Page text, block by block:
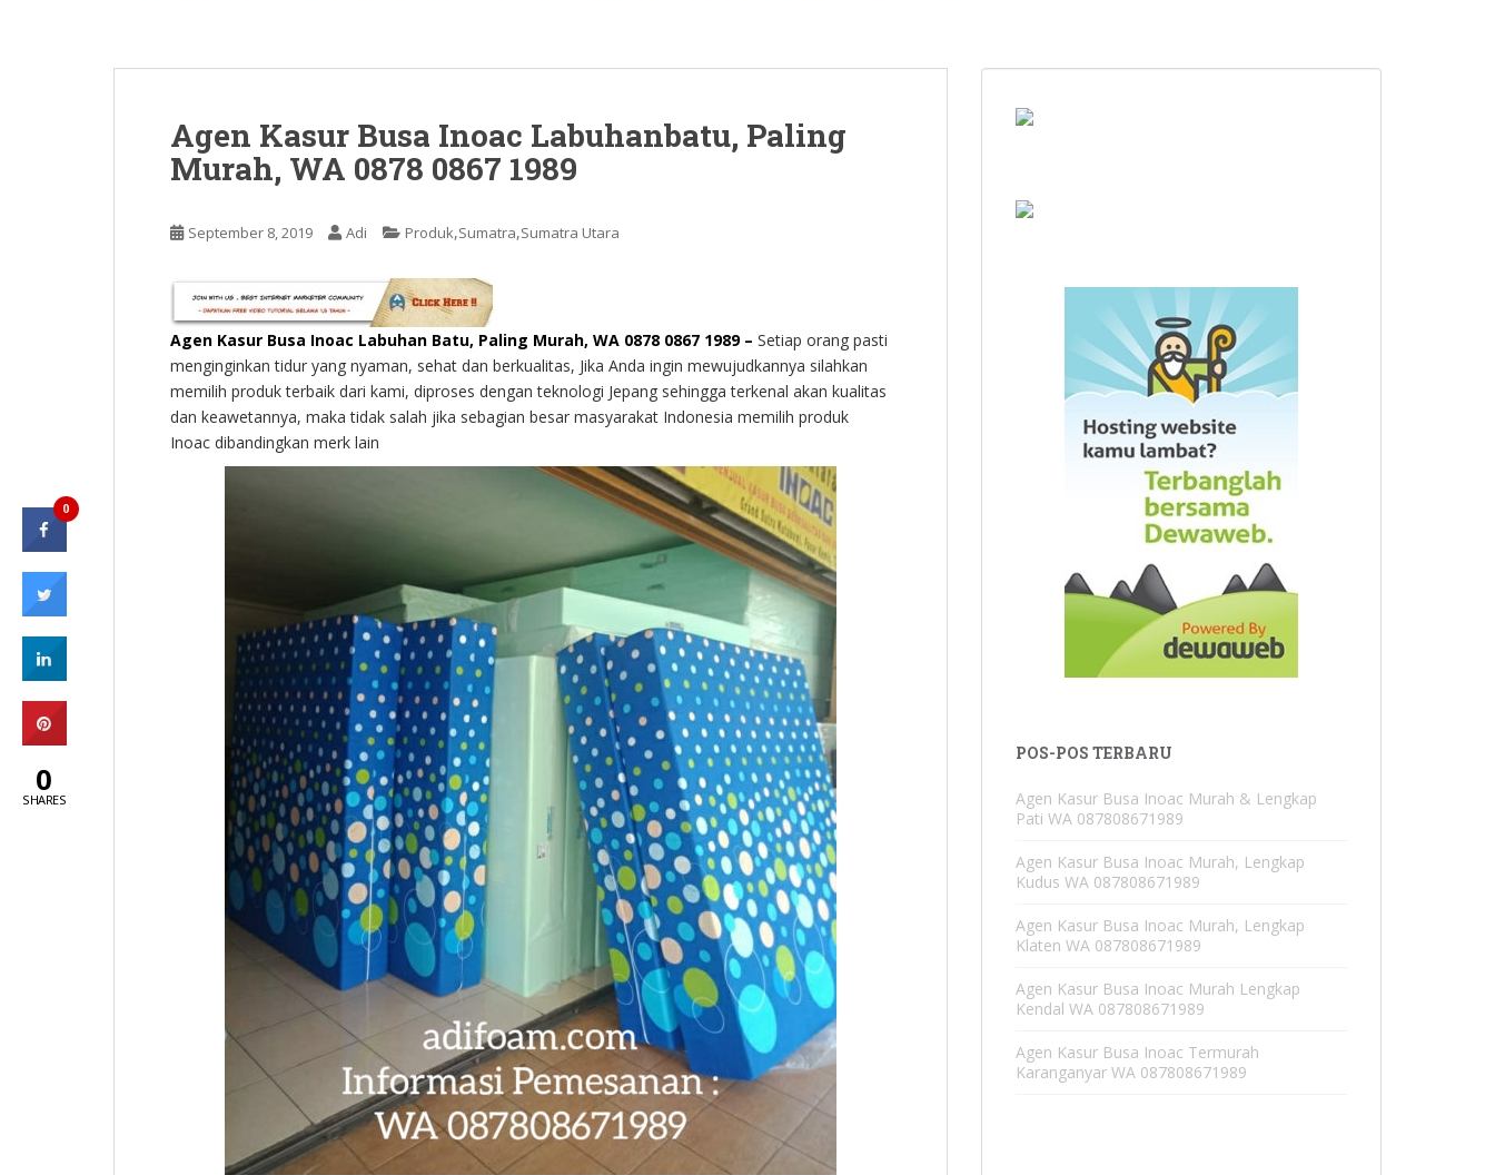
Agen Kasur Busa Inoac Labuhanbatu, Paling
Murah, WA 0878 0867 1989
September 8, 2019 Adi Produk,Sumatra,Sumatra Utara
Agen Kasur Busa Inoac Labuhan Batu, Paling Murah, WA 0878 0867 1989 – Setiap orang pasti
menginginkan tidur yang nyaman, sehat dan berkualitas, Jika Anda ingin mewujudkannya silahkan
memilih produk terbaik dari kami, diproses dengan teknologi Jepang sehingga terkenal akan kualitas
dan keawetannya, maka tidak salah jika sebagian besar masyarakat Indonesia memilih produk
Inoac dibandingkan merk lain
POS-POS TERBARU
Agen Kasur Busa Inoac Murah & Lengkap
Pati WA 087808671989
Agen Kasur Busa Inoac Murah, Lengkap
Kudus WA 087808671989
Agen Kasur Busa Inoac Murah, Lengkap
Klaten WA 087808671989
Agen Kasur Busa Inoac Murah Lengkap
Kendal WA 087808671989
Agen Kasur Busa Inoac Termurah
Karanganyar WA 087808671989
0
0
SHARES